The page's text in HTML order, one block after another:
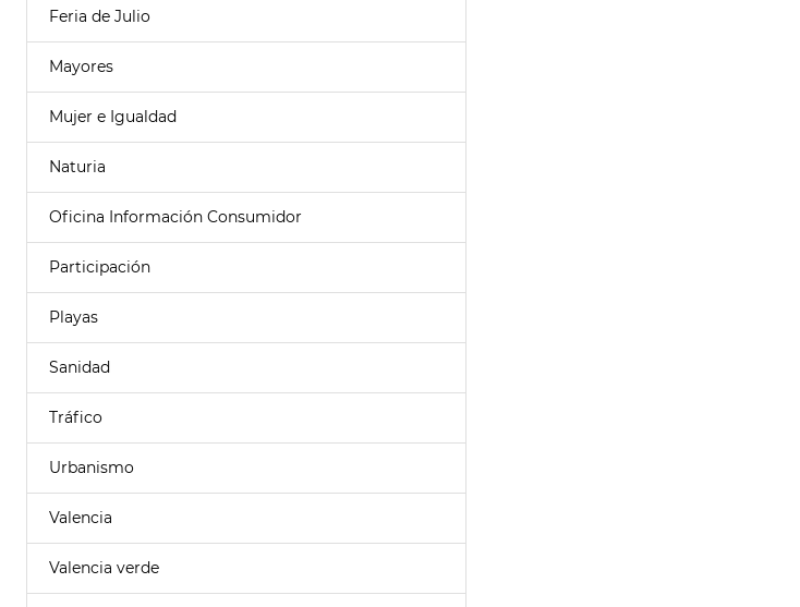
Feria de Julio
Mayores
Mujer e Igualdad
Naturia
Oficina Información Consumidor
Participación
Playas
Sanidad
Tráfico
Urbanismo
Valencia
Valencia verde